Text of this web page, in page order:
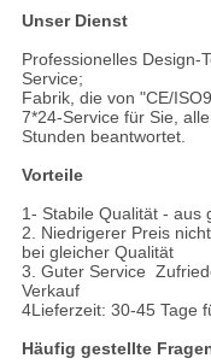
Unser Dienst
Professionelles Design-
Service;
Fabrik, die von "CE/
7*24-Service für Sie,
Stunden beantwortet.
Vorteile
1- Stabile Qualität - aus
2. Niedrigerer Preis
bei gleicher Qualität
3. Guter Service
Verkauf
4Lieferzeit: 30-45 Tage
Häufig gestellte